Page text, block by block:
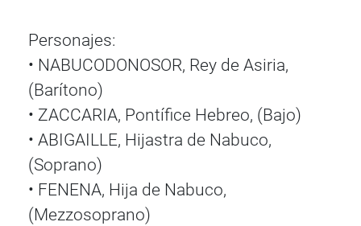
Personajes:
• NABUCODONOSOR, Rey de Asiria,
(Barítono)
• ZACCARIA, Pontífice Hebreo, (Bajo)
• ABIGAILLE, Hijastra de Nabuco,
(Soprano)
• FENENA, Hija de Nabuco,
(Mezzosoprano)